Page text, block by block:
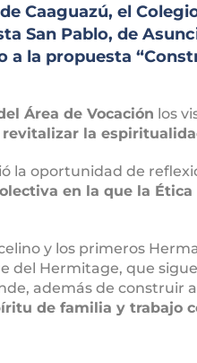
Caaguazú, el
San Pablo, de
a la propuesta
Área de Vocación los
revitalizar la
la oportunidad de
en la que la
y los primeros
del Hermitage, que
además de construir
de familia y trabajo